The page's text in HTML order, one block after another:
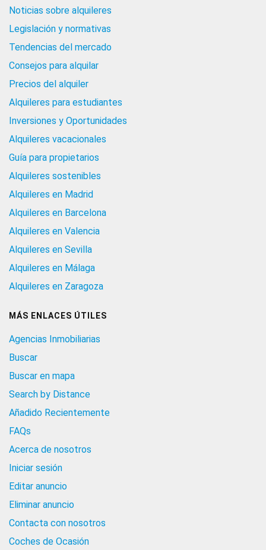
Noticias sobre alquileres
Legislación y normativas
Tendencias del mercado
Consejos para alquilar
Precios del alquiler
Alquileres para estudiantes
Inversiones y Oportunidades
Alquileres vacacionales
Guía para propietarios
Alquileres sostenibles
Alquileres en Madrid
Alquileres en Barcelona
Alquileres en Valencia
Alquileres en Sevilla
Alquileres en Málaga
Alquileres en Zaragoza
MÁS ENLACES ÚTILES
Agencias Inmobiliarias
Buscar
Buscar en mapa
Search by Distance
Añadido Recientemente
FAQs
Acerca de nosotros
Iniciar sesión
Editar anuncio
Eliminar anuncio
Contacta con nosotros
Coches de Ocasión